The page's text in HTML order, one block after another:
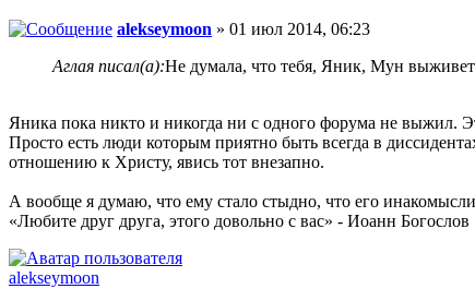
alekseymoon » 01 июл 2014, 06:23
Аглая писал(а):Не думала, что тебя, Яник, Мун
Яника пока никто и никогда ни с одного форума не выжил.
Просто есть люди которым приятно быть всегда в
отношению к Христу, явись тот внезапно.
А вообще я думаю, что ему стало стыдно, что его
«Любите друг друга, этого довольно с вас» - Иоанн Богослов
alekseymoon